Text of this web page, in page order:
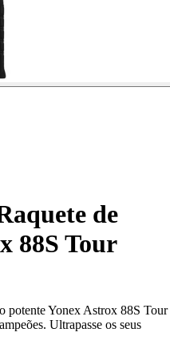
de
88S Tour
potente Yonex Astrox 88S Tour
Ultrapasse os seus